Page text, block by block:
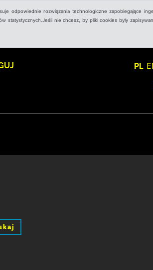
odpowiednie rozwiązania technologiczne zapobiegające
statystycznych.Jeśli nie chcesz, by pliki cookies były
PL